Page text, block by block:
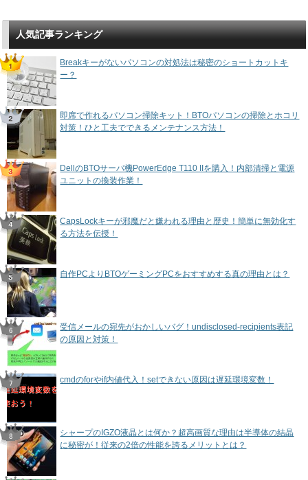
人気記事ランキング
Breakキーがないパソコンの対処法は秘密のショートカットキ
ー？
即席で作れるパソコン掃除キット！BTOパソコンの掃除とホコリ
対策！ひと工夫でできるメンテナンス方法！
DellのBTOサーバ機PowerEdge T110 IIを購入！内部清掃と電源
ユニットの換装作業！
CapsLockキーが邪魔だと嫌われる理由と歴史！簡単に無効化す
る方法を伝授！
自作PCよりBTOゲーミングPCをおすすめする真の理由とは？
受信メールの宛先がおかしいバグ！undisclosed-recipients表記
の原因と対策！
cmdのforやif内値代入！setできない原因は遅延環境変数！
シャープのIGZO液晶とは何か？超高画質な理由は半導体の結晶
に秘密が！従来の2倍の性能を誇るメリットとは？